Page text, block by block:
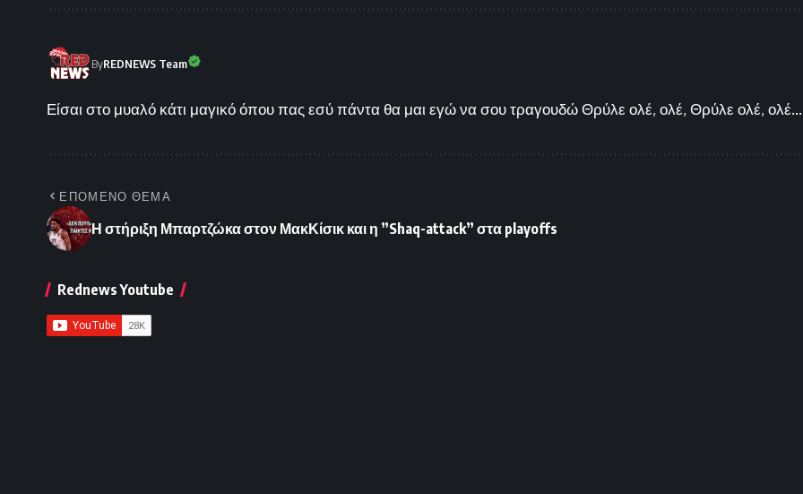
ByREDNEWS Team
Είσαι στο μυαλό κάτι μαγικό όπου πας εσύ πάντα θα μαι εγώ να σου τραγουδώ Θρύλε ολέ, ολέ, Θρύλε ολέ, ολέ...
ΕΠΟΜΕΝΟ ΘΕΜΑ
Η στήριξη Μπαρτζώκα στον ΜακΚίσικ και η ”Shaq-attack” στα playoffs
Rednews Youtube